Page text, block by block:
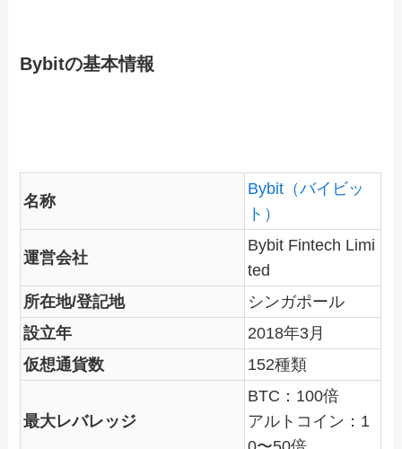
Bybitの基本情報
名称
Bybit（バイビッ
ト）
運営会社
Bybit Fintech Limi
ted
所在地/登記地
シンガポール
設立年
2018年3月
仮想通貨数
152種類
最大レバレッジ
BTC：100倍
アルトコイン：1